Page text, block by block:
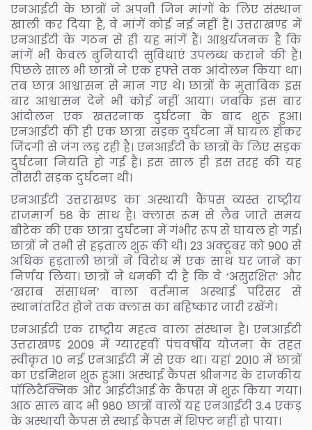
एनआईटी के छात्रों ने अपनी जिन मांगों के लिए संस्थान
खाली कर दिया है, वे मांगें कोई नई नहीं हैं। उत्तराखण्ड में
एनआईटी के गठन से ही यह मांगें हैं। आश्चर्यजनक है कि
मांगें भी केवल बुनियादी सुविधाएं उपलब्ध कराने की हैं।
पिछले साल भी छात्रों ने एक हफ्ते तक आंदोलन किया था।
तब छात्र आश्वासन से मान गए थे। छात्रों के मुताबिक इस
बार आश्वासन देने भी कोई नहीं आया। जबकि इस बार
आंदोलन एक खतरनाक दुर्घटना के बाद शुरू हुआ।
एनआईटी की ही एक छात्रा सड़क दुर्घटना में घायल होकर
जिंदगी से जंग लड़ रही है। एनआईटी के छात्रों के लिए सड़क
दुर्घटना नियति हो गई है। इस साल ही इस तरह की यह
तीसरी सड़क दुर्घटना थी।
एनआईटी उत्तराखण्ड का अस्थायी कैंपस व्यस्त राष्ट्रीय
राजमार्ग 58 के साथ है। क्लास रूम से लैब जाते समय
बीटेक की एक छात्रा दुर्घटना में गंभीर रूप से घायल हो गई।
छात्रों ने तभी से हड़ताल शुरू की थी। 23 अक्टूबर को 900 से
अधिक हड़ताली छात्रों ने विरोध में एक साथ घर जाने का
निर्णय लिया। छात्रों ने धमकी दी है कि वे ‘असुरक्षित’ और
‘खराब संसाधन’ वाला वर्तमान अस्थाई परिसर से
स्थानांतरित होने तक क्लास का बहिष्कार जारी रखेंगे।
एनआईटी एक राष्ट्रीय महत्व वाला संस्थान है। एनआईटी
उत्तराखण्ड 2009 में ग्यारहवीं पंचवर्षीय योजना के तहत
स्वीकृत 10 नई एनआईटी में से एक था। यहां 2010 में छात्रों
का एडमिशन शुरू हुआ। अस्थाई कैंपस श्रीनगर के राजकीय
पॉलिटैक्निक और आईटीआई के कैंपस में शुरू किया गया।
आठ साल बाद भी 980 छात्रों वालों यह एनआईटी 3.4 एकड़
के अस्थायी कैंपस से स्थाई कैंपस में शिफ्ट नहीं हो पाया।